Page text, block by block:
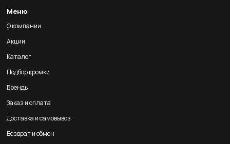
Меню
О компании
Акции
Каталог
Подбор кромки
Бренды
Заказ и оплата
Доставка и самовывоз
Возврат и обмен